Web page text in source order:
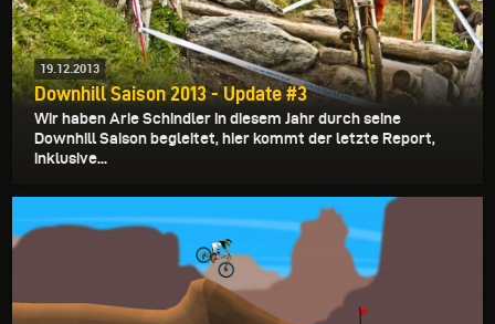
19.12.2013
Downhill Saison 2013 - Update #3
Wir haben Arie Schindler in diesem Jahr durch seine
Downhill Saison begleitet, hier kommt der letzte Report,
inklusive...